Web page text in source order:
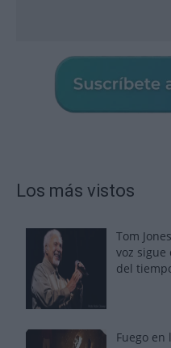
Los más vistos
Tom
voz sigue
del
Fuego en